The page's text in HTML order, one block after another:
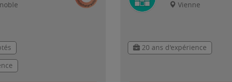
Vienne
20 ans d'expérience